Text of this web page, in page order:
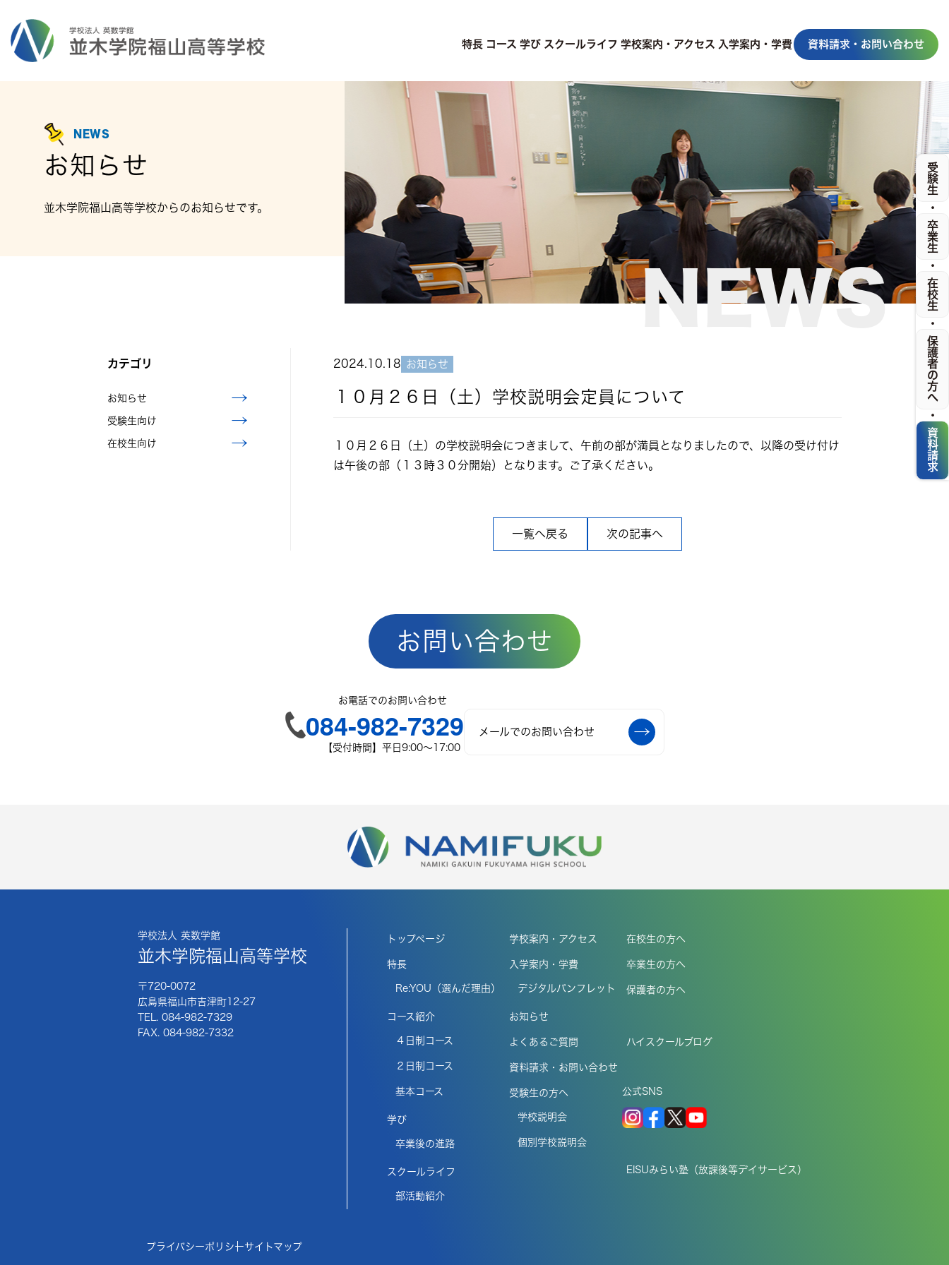
特長 コース 学び スクールライフ 学校案内・アクセス 入学案内・学費 資料請求・お問い合わせ
NEWS
NEWS
お知らせ
並木学院福山高等学校からのお知らせです。
カテゴリ
お知らせ
受験生向け
在校生向け
2024.10.18 お知らせ
１０月２６日（土）学校説明会定員について
１０月２６日（土）の学校説明会につきまして、午前の部が満員となりましたので、以降の受け付け
は午後の部（１３時３０分開始）となります。ご了承ください。
一覧へ戻る 次の記事へ
お問い合わせ
お電話でのお問い合わせ
084-982-7329
【受付時間】平日9:00〜17:00
メールでのお問い合わせ
学校法人 英数学館
並木学院福山高等学校
〒720-0072
広島県福山市吉津町12-27
TEL. 084-982-7329
FAX. 084-982-7332
トップページ
特長
Re:YOU（選んだ理由）
コース紹介
４日制コース
２日制コース
基本コース
学び
卒業後の進路
スクールライフ
部活動紹介
学校案内・アクセス
入学案内・学費
デジタルパンフレット
お知らせ
よくあるご質問
資料請求・お問い合わせ
受験生の方へ
学校説明会
個別学校説明会
在校生の方へ
卒業生の方へ
保護者の方へ
ハイスクールブログ
公式SNS
EISUみらい塾（放課後等デイサービス）
プライバシーポリシーサイトマップ
受験生
・
卒業生
・
在校生
・
保護者の方へ
・
資料請求